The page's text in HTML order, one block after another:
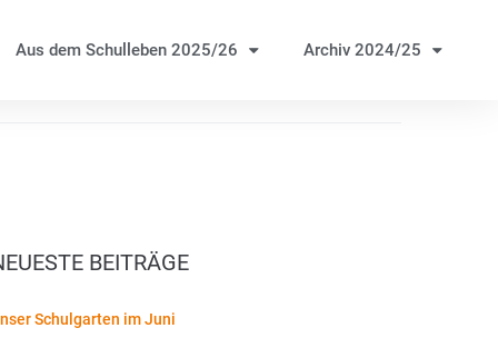
Aus dem Schulleben 2025/26 Archiv 2024/25
BEITRÄGE
Schulgarten im Juni